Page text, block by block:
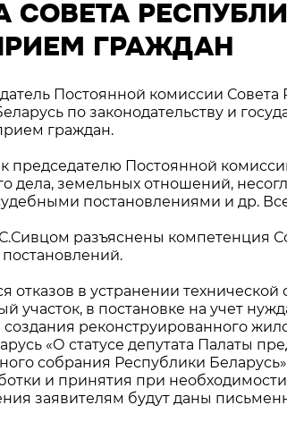
СОВЕТА
ГРАЖДАН
Постоянной комиссии
по законодательству и
граждан.
председателю Постоянной
дела, земельных отношений,
постановлениями и др.
разъяснены компетенция
отказов в устранении
участок, в постановке на учет
реконструированного
«О статусе депутата Палаты
собрания Республики
и принятия при
заявителям будут даны